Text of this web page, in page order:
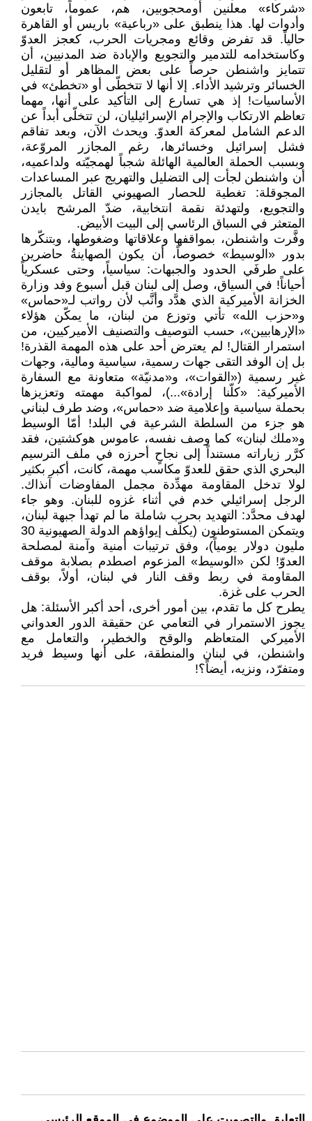
«شركاء» معلنين أومحجوبين، هم، عموماً، تابعون
وأدوات لها. هذا ينطبق على «رباعية» باريس أو القاهرة
حالياً. قد تفرض وقائع ومجريات الحرب، كعجز العدوّ
وكاستخدامه للتدمير والتجويع والإبادة ضد المدنيين، أن
تتمايز واشنطن حرصاً على بعض المظاهر أو لتقليل
الخسائر وترشيد الأداء. إلا أنها لا تتخطّى أو «تخطئ» في
الأساسيات! إذ هي تسارع إلى التأكيد على أنها، مهما
تعاظم الارتكاب والإجرام الإسرائيليان، لن تتخلّى أبداً عن
الدعم الشامل لمعركة العدوّ. ويحدث الآن، وبعد تفاقم
فشل إسرائيل وخسائرها، رغم المجازر المروّعة،
وبسبب الحملة العالمية الهائلة شجباً لهمجيّته ولداعميه،
أن واشنطن لجأت إلى التضليل والتهريج عبر المساعدات
المجوقلة: تغطية للحصار الصهيوني القاتل بالمجازر
والتجويع، ولتهدئة نقمة انتخابية، ضدّ المرشح بايدن
المتعثر في السباق الرئاسي إلى البيت الأبيض.
وفَّرت واشنطن، بمواقفها وعلاقاتها وضغوطها، وبتنكّرها
بدور «الوسيط» خصوصاً، أن يكون الصهاينةُ حاضرين
على طرفَي الحدود والجبهات: سياسياً، وحتى عسكرياً
أحياناً! في السياق، وصل إلى لبنان قبل أسبوع وفد وزارة
الخزانة الأميركية الذي هدَّد وأنَّب لأن رواتب لـ«حماس»
و«حزب الله» تأتي وتوزع من لبنان، ما يمكّن هؤلاء
«الإرهابيين»، حسب التوصيف والتصنيف الأميركيين، من
استمرار القتال! لم يعترض أحد على هذه المهمة القذرة!
بل إن الوفد التقى جهات رسمية، سياسية ومالية، وجهات
غير رسمية («القوات»، و«مدنيّة» متعاونة مع السفارة
الأميركية: «كلّنا إرادة»...)، لمواكبة مهمته وتعزيزها
بحملة سياسية وإعلامية ضد «حماس»، وضد طرف لبناني
هو جزء من السلطة الشرعية في البلد! أمّا الوسيط
و«ملك لبنان» كما وصف نفسه، عاموس هوكشتين، فقد
كرَّر زياراته مستنداً إلى نجاحٍ أحرزه في ملف الترسيم
البحري الذي حقق للعدوّ مكاسب مهمة، كانت، أكبر بكثير
لولا تدخل المقاومة مهدِّدة مجمل المفاوضات آنذاك.
الرجل إسرائيلي خدم في أثناء غزوه للبنان. وهو جاء
لهدف محدَّد: التهديد بحرب شاملة ما لم تهدأ جبهة لبنان،
ويتمكن المستوطنون (يكلّف إيواؤهم الدولة الصهيونية 30
مليون دولار يومياً)، وفق ترتيبات أمنية وآمنة لمصلحة
العدوّ! لكن «الوسيط» المزعوم اصطدم بصلابة موقف
المقاومة في ربط وقف النار في لبنان، أولاً، بوقف
الحرب على غزة.
يطرح كل ما تقدم، بين أمور أخرى، أحد أكبر الأسئلة: هل
يجوز الاستمرار في التعامي عن حقيقة الدور العدواني
الأميركي المتعاظم والوقح والخطير، والتعامل مع
واشنطن، في لبنان والمنطقة، على أنها وسيط فريد
ومتفرّد، ونزيه، أيضاً؟!